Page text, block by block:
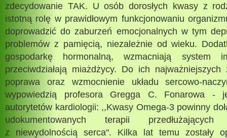
zdecydowanie TAK. U osób dorosłych kwasy z
istotną rolę w prawidłowym funkcjonowaniu
doprowadzić do zaburzeń emocjonalnych w tym
problemów z pamięcią, niezależnie od wieku.
gospodarkę hormonalną, wzmacniają system
przeciwdziałają miażdżycy. Do ich
poprawa oraz wzmocnienie układu sercowo-
wypowiedzią profesora Gregga C. Fonarowa -
autorytetów kardiologii: ,,Kwasy Omega-3 powinny
udokumentowanych terapii
z niewydolnością serca". Kilka lat temu zostały